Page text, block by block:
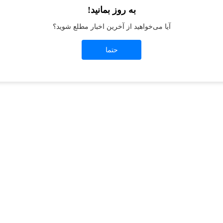
-side exception has occurred while loading jeanswest.ir(see the
به روز بمانید!
آیا می‌خواهید از آخرین اخبار مطلع شوید؟
حتما